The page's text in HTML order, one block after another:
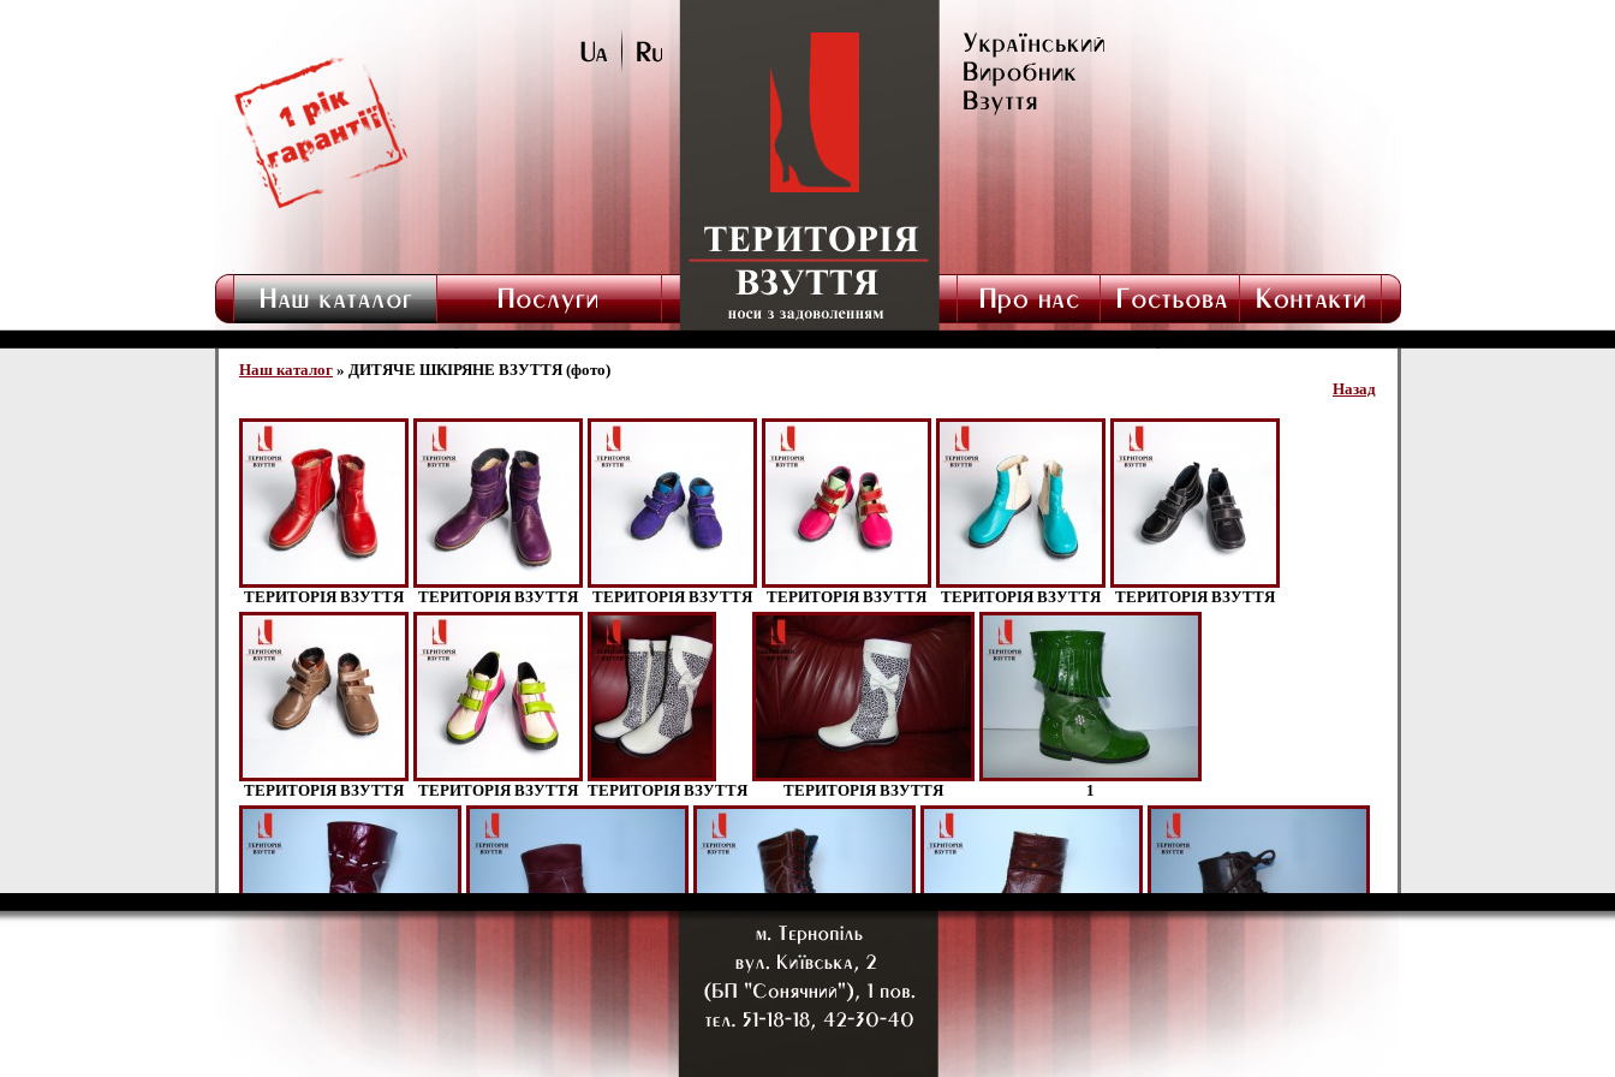
Наш каталог » ДИТЯЧЕ ШКІРЯНЕ ВЗУТТЯ (фото)
Назад
ТЕРИТОРІЯ ВЗУТТЯ ТЕРИТОРІЯ ВЗУТТЯ ТЕРИТОРІЯ ВЗУТТЯ ТЕРИТОРІЯ ВЗУТТЯ ТЕРИТОРІЯ ВЗУТТЯ ТЕРИТОРІЯ ВЗУТТЯ
ТЕРИТОРІЯ ВЗУТТЯ ТЕРИТОРІЯ ВЗУТТЯ ТЕРИТОРІЯ ВЗУТТЯ ТЕРИТОРІЯ ВЗУТТЯ 1
4